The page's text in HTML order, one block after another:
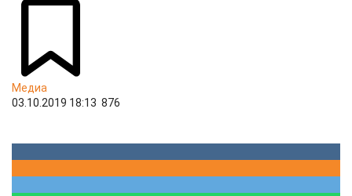
Медиа
03.10.2019 18:13 876